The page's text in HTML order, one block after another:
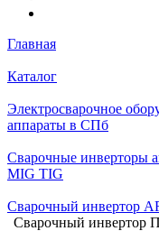
Главная
Каталог
Электросварочное
аппараты в СПб
Сварочные инверторы
MIG TIG
Сварочный инвертор
Сварочный